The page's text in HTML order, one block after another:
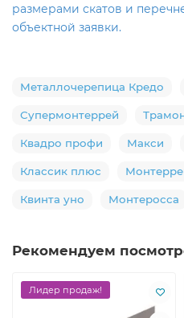
размерами скатов и
объектной заявки.
Металлочерепица Кредо
Супермонтеррей
Квадро профи Макси
Классик плюс
Квинта уно Монтеросса
Рекомендуем
Лидер продаж!